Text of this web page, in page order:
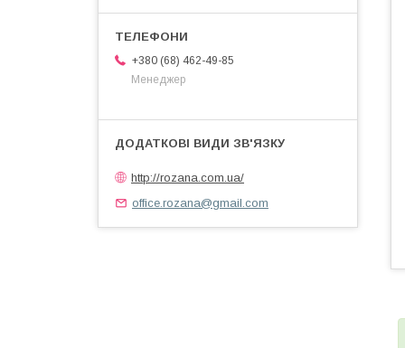
+380 (68) 462-49-85
Менеджер
http://rozana.com.ua/
office.rozana@gmail.com